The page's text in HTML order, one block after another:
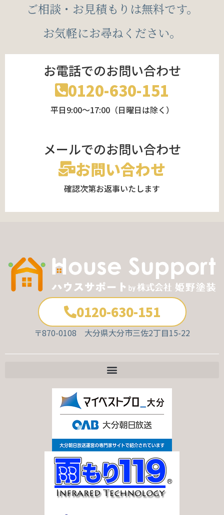
ご相談・お見積もりは無料です。
お気軽にお尋ねください。
お電話でのお問い合わせ
0120-630-151
平日9:00～17:00（日曜日は除く）
メールでのお問い合わせ
お問い合わせ
確認次第お返事いたします
0120-630-151
〒870-0108 大分県大分市三佐2丁目15-22